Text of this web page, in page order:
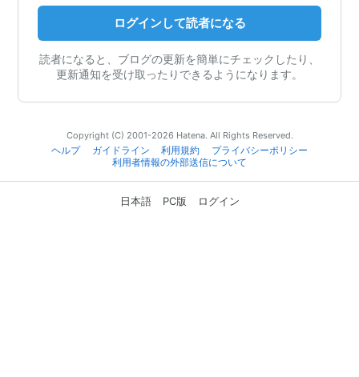
ログインして読者になる
読者になると、ブログの更新を簡単にチェックしたり、
更新通知を受け取ったりできるようになります。
Copyright (C) 2001-2026 Hatena. All Rights Reserved.
ヘルプ
ガイドライン 利用規約
プライバシーポリシー
利用者情報の外部送信について
日本語 PC版 ログイン